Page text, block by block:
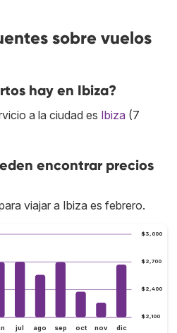
sobre vuelos
hay en Ibiza?
a la ciudad es Ibiza (7
encontrar precios
viajar a Ibiza es febrero.
$2,100
$2,400
$2,700
$3,000
jul ago sep oct nov dic